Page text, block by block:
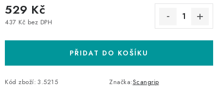
529 Kč
437 Kč bez DPH
PŘIDAT DO KOŠÍKU
Kód zboží: 3.5215 Značka:Scangrip